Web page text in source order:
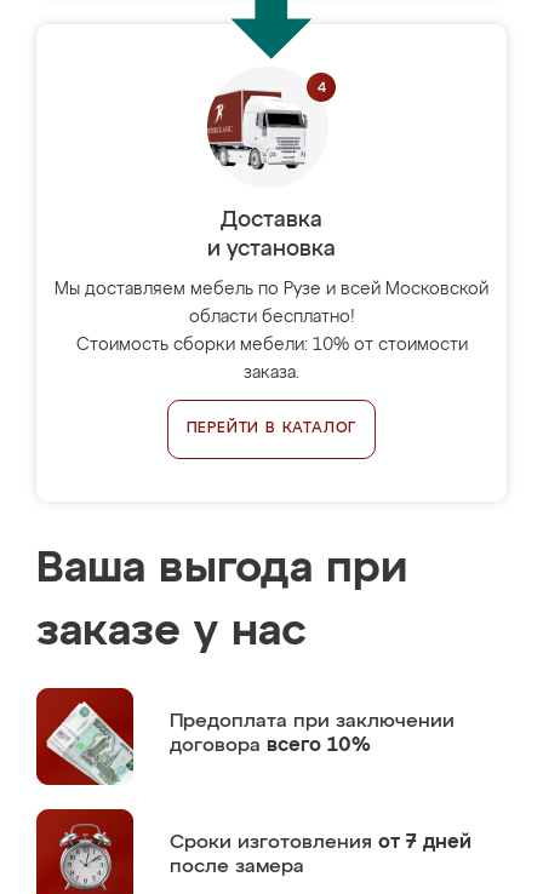
Доставка
и установка
Мы доставляем мебель по Рузе и всей Московской
области бесплатно!
Стоимость сборки мебели: 10% от стоимости
заказа.
ПЕРЕЙТИ В КАТАЛОГ
Ваша выгода при
заказе у нас
Предоплата при заключении
договора всего 10%
Сроки изготовления от 7 дней
после замера